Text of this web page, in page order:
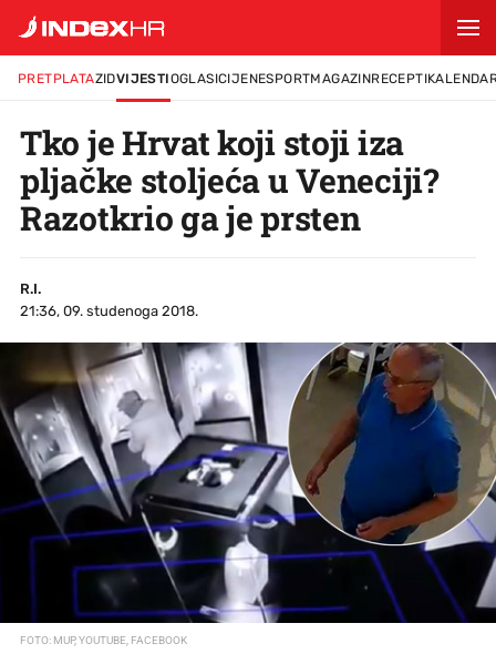
PRETPLATAZIDVIJESTIOGLASICIJENESPORTMAGAZINRECEPTI
Tko je Hrvat koji stoji iza
pljačke stoljeća u Veneciji?
Razotkrio ga je prsten
R.I.
21:36, 09. studenoga 2018.
FOTO: MUP, YOUTUBE, FACEBOOK